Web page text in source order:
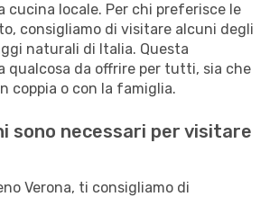
cucina locale. Per chi preferisce le
consigliamo di visitare alcuni degli
naturali di Italia. Questa
qualcosa da offrire per tutti, sia che
coppia o con la famiglia.
sono necessari per visitare
Verona, ti consigliamo di